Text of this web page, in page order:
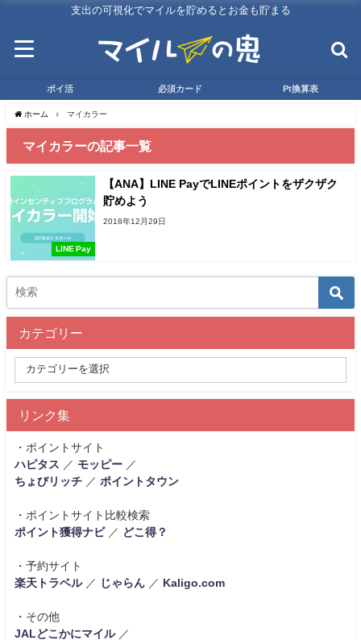
支出の可視化でマイルを貯めるとお金も貯まる
ポイ活 必須カード Pt換算表
ホーム マイカラー
マイカラーの記事一覧
LINE Pay
【ANA】LINE PayでLINEポイントをザクザク
貯めよう
2018年12月29日
カテゴリー
リンク集
・ポイントサイト
ハピタス
／ モッピー ／
ちょびリッチ ／ ポイントタウン
・ポイントサイト比較検索
ポイント獲得ナビ／ どこ得？
・予約サイト
楽天トラベル／ じゃらん ／ Kaligo.com
・その他
JALどこかにマイル／